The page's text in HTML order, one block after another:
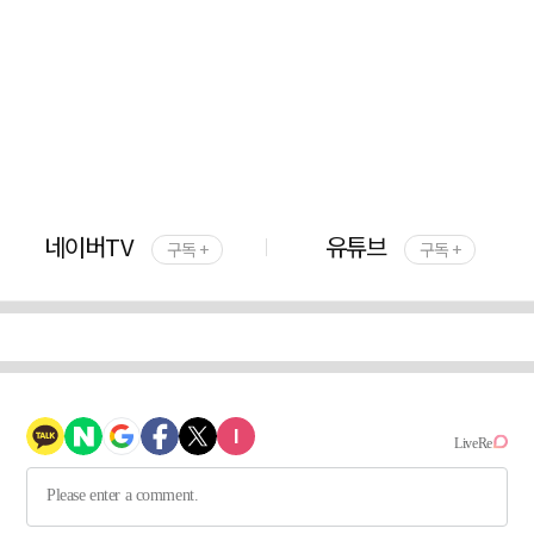
네이버TV 구독 + 유튜브 구독 +